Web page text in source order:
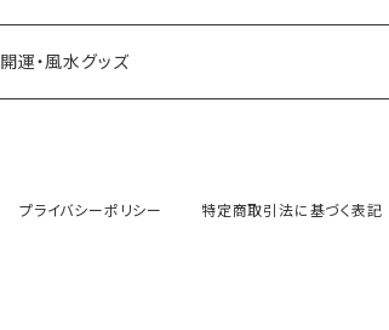
動画レッスン
開運・風水グッズ
プライバシーポリシー 特定商取引法に基づく表記